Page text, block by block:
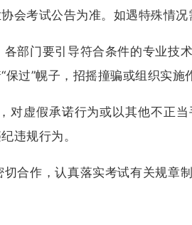
考试公告为准。如遇特殊情况
部门要引导符合条件的专业技
过”幌子，招摇撞骗或组织实施
虚假承诺行为或以其他不正
违规行为。
合作，认真落实考试有关规章